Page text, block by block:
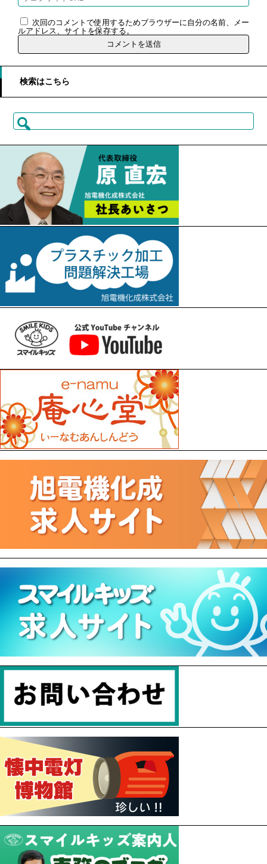
次回のコメントで使用するためブラウザーに自分の名前、メー
ルアドレス、サイトを保存する。
検索はこちら
検
索: